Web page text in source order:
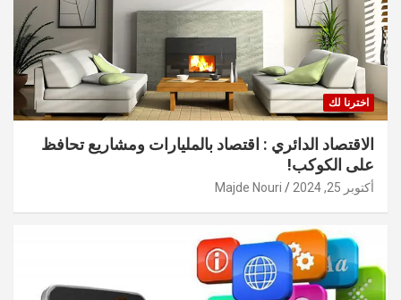
اخترنا لك
الاقتصاد الدائري : اقتصاد بالمليارات ومشاريع تحافظ
على الكوكب!
أكتوبر 25, 2024 Majde Nouri